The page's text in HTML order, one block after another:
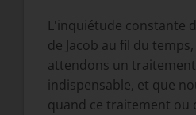
L'inquiétude constante
de Jacob au fil du
attendons un
indispensable, et que
quand ce traitement ou